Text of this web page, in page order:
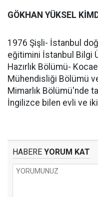
GÖKHAN YÜKSEL
1976 Şişli- İstanbul
eğitimini İstanbul Bilgi
Hazırlık Bölümü-
Mühendisliği Bölümü
Mimarlık Bölümü'nde
İngilizce bilen evli ve
HABERE YORUM KAT